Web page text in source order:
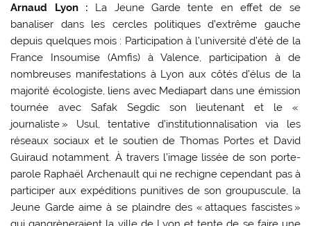
Arnaud Lyon : La Jeune Garde tente en effet de se
banaliser dans les cercles politiques d’extrême gauche
depuis quelques mois : Participation à l’université d’été de la
France Insoumise (Amfis) à Valence, participation à de
nombreuses manifestations à Lyon aux côtés d’élus de la
majorité écologiste, liens avec Mediapart dans une émission
tournée avec Safak Segdic son lieutenant et le «
journaliste » Usul, tentative d’institutionnalisation via les
réseaux sociaux et le soutien de Thomas Portes et David
Guiraud notamment. À travers l’image lissée de son porte-
parole Raphaël Archenault qui ne rechigne cependant pas à
participer aux expéditions punitives de son groupuscule, la
Jeune Garde aime à se plaindre des « attaques fascistes »